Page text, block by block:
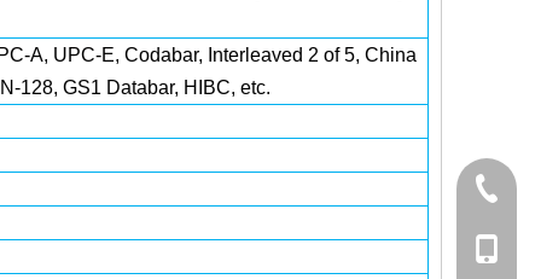
A, UPC-E, Codabar, Interleaved 2 of 5, China
128, GS1 Databar, HIBC, etc.
0755-